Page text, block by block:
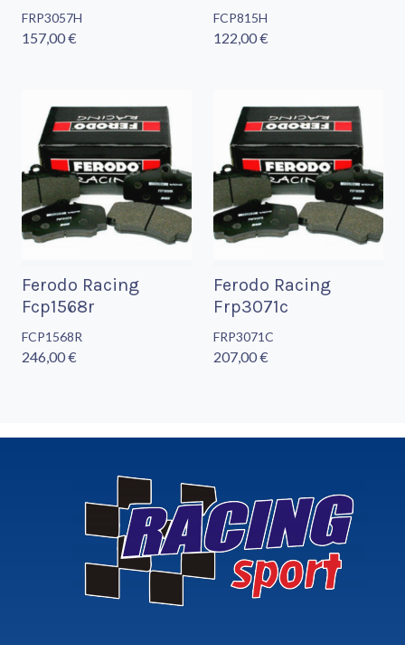
FRP3057H
157,00 €
FCP815H
122,00 €
Ferodo Racing
Fcp1568r
FCP1568R
246,00 €
Ferodo Racing
Frp3071c
FRP3071C
207,00 €